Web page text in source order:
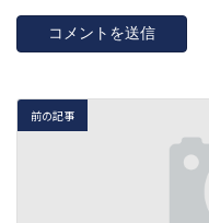
前の記事